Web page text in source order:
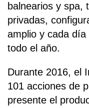
balnearios y spa,
privadas,
amplio y cada
todo el año.
Durante 2016, el
101 acciones de
presente el